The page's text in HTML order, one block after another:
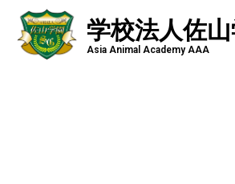
学校法人佐山
Asia Animal Academy AAA